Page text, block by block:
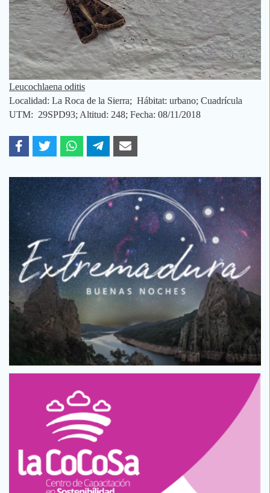
Leucochlaena oditis
Localidad: La Roca de la Sierra; Hábitat: urbano; Cuadrícula
UTM: 29SPD93; Altitud: 248; Fecha: 08/11/2018